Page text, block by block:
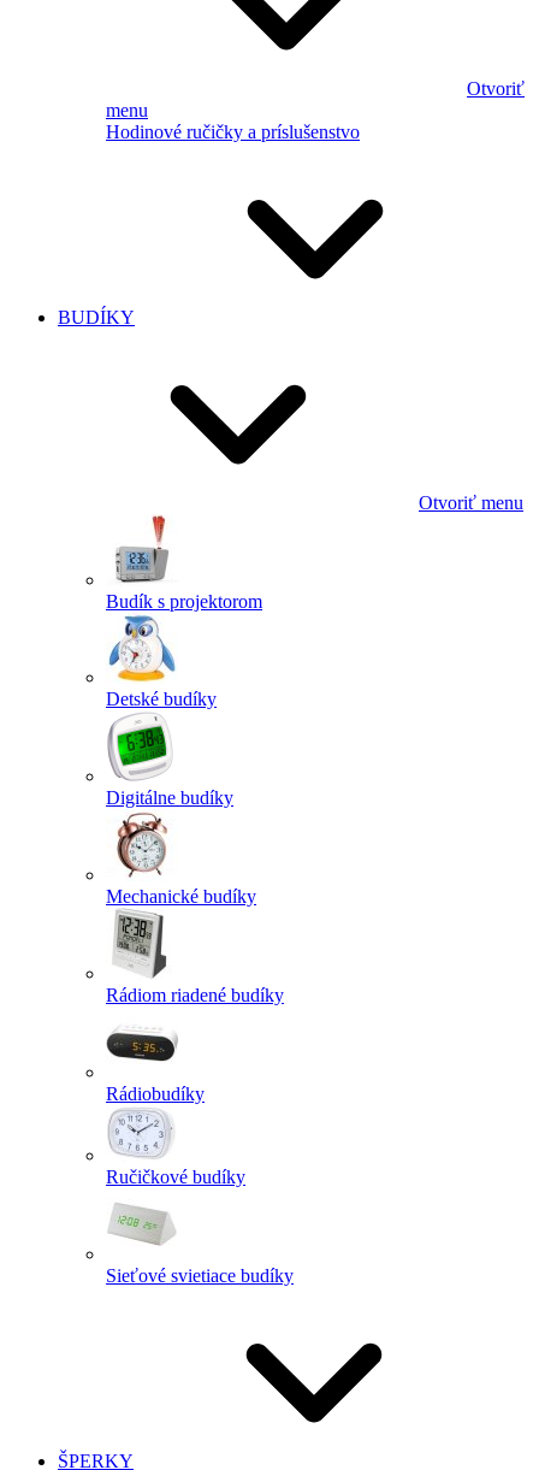
Otvoriť
menu
Hodinové ručičky a príslušenstvo
BUDÍKY
Otvoriť menu
Budík s projektorom
Detské budíky
Digitálne budíky
Mechanické budíky
Rádiom riadené budíky
Rádiobudíky
Ručičkové budíky
Sieťové svietiace budíky
ŠPERKY